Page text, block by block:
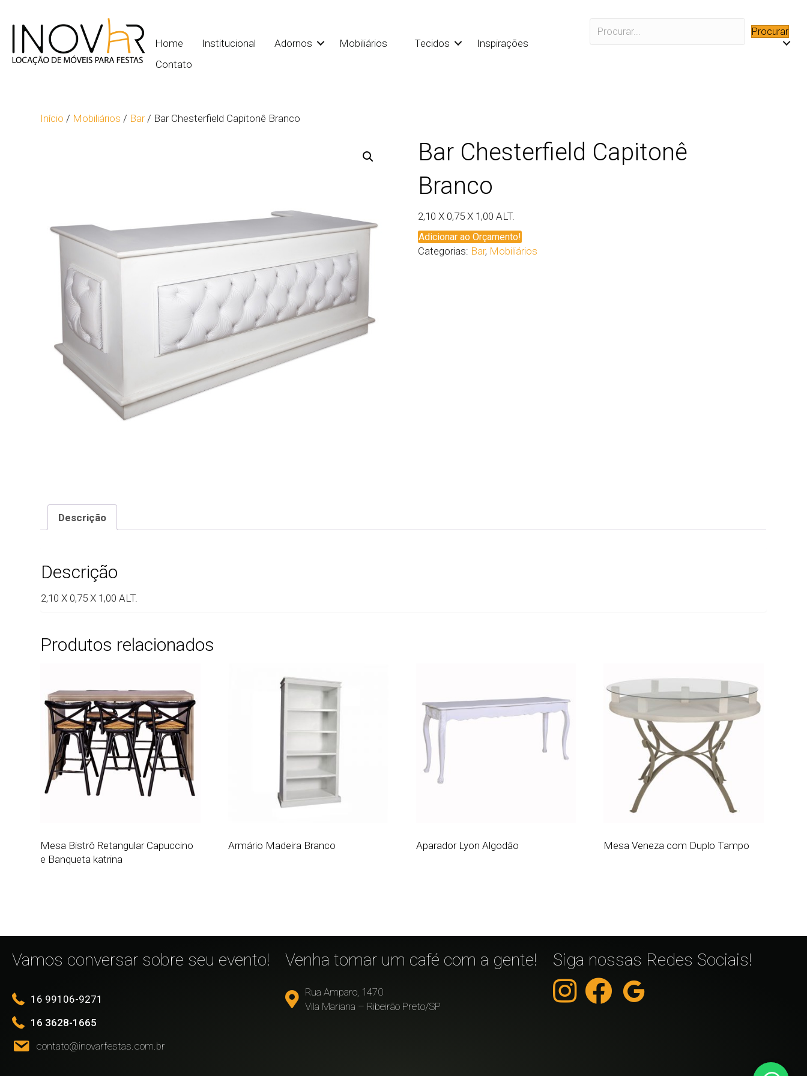
Home Institucional Adornos Mobiliários Tecidos
Inspirações
Contato
Procurar
Início / Mobiliários / Bar/ Bar Chesterfield Capitonê Branco
Bar Chesterfield Capitonê
Branco
2,10 X 0,75 X 1,00 ALT.
Adicionar ao Orçamento!
Categorias: Bar, Mobiliários
Descrição
Descrição
2,10 X 0,75 X 1,00 ALT.
Produtos relacionados
Mesa Bistrô Retangular Capuccino
e Banqueta katrina
Armário Madeira Branco Aparador Lyon Algodão Mesa Veneza com Duplo Tampo
Vamos conversar sobre seu evento!
16 99106-9271
16 3628-1665
contato@inovarfestas.com.br
Venha tomar um café com a gente!
Rua Amparo, 1470
Vila Mariana – Ribeirão Preto/SP
Siga nossas Redes Sociais!